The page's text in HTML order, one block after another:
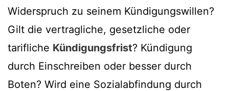
Widerspruch zu seinem Kündigungswillen?
Gilt die vertragliche, gesetzliche oder
tarifliche Kündigungsfrist? Kündigung
durch Einschreiben oder besser durch
Boten? Wird eine Sozialabfindung durch